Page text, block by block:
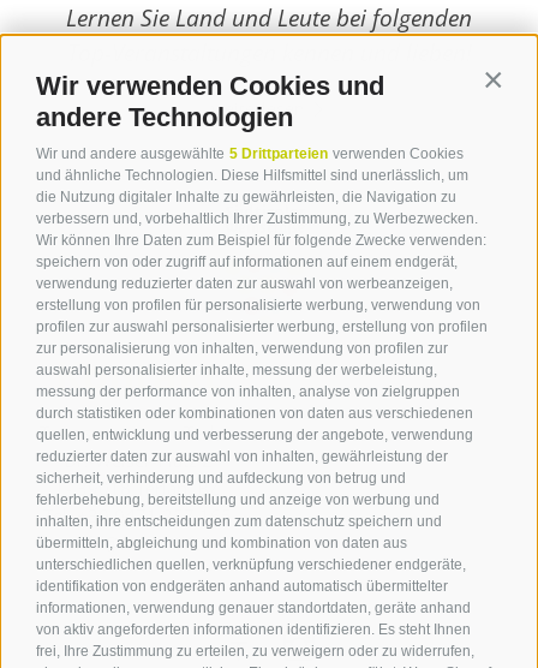
Wir verwenden Cookies und
andere Technologien
Wir und andere ausgewählte 5 Drittparteien verwenden Cookies
und ähnliche Technologien. Diese Hilfsmittel sind unerlässlich, um
die Nutzung digitaler Inhalte zu gewährleisten, die Navigation zu
verbessern und, vorbehaltlich Ihrer Zustimmung, zu Werbezwecken.
Wir können Ihre Daten zum Beispiel für folgende Zwecke verwenden:
speichern von oder zugriff auf informationen auf einem endgerät,
verwendung reduzierter daten zur auswahl von werbeanzeigen,
erstellung von profilen für personalisierte werbung, verwendung von
profilen zur auswahl personalisierter werbung, erstellung von profilen
zur personalisierung von inhalten, verwendung von profilen zur
auswahl personalisierter inhalte, messung der werbeleistung,
messung der performance von inhalten, analyse von zielgruppen
durch statistiken oder kombinationen von daten aus verschiedenen
quellen, entwicklung und verbesserung der angebote, verwendung
reduzierter daten zur auswahl von inhalten, gewährleistung der
sicherheit, verhinderung und aufdeckung von betrug und
fehlerbehebung, bereitstellung und anzeige von werbung und
inhalten, ihre entscheidungen zum datenschutz speichern und
übermitteln, abgleichung und kombination von daten aus
unterschiedlichen quellen, verknüpfung verschiedener endgeräte,
identifikation von endgeräten anhand automatisch übermittelter
informationen, verwendung genauer standortdaten, geräte anhand
von aktiv angeforderten informationen identifizieren. Es steht Ihnen
frei, Ihre Zustimmung zu erteilen, zu verweigern oder zu widerrufen,
Lernen Sie Land und Leute bei folgenden
weiterlesen
Kontakt
Tourismusverein Terlan
Dr.-Weiser-Platz 2
I - 39018 Terlan BZ
Tel. +39 0471 257 165
info@terlan.info